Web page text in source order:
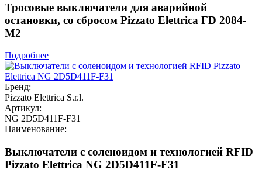
Тросовые выключатели для аварийной
остановки, со сбросом Pizzato Elettrica FD 2084-
M2
Подробнее
Бренд:
Pizzato Elettrica S.r.l.
Артикул:
NG 2D5D411F-F31
Наименование:
Выключатели с соленоидом и технологией RFID
Pizzato Elettrica NG 2D5D411F-F31